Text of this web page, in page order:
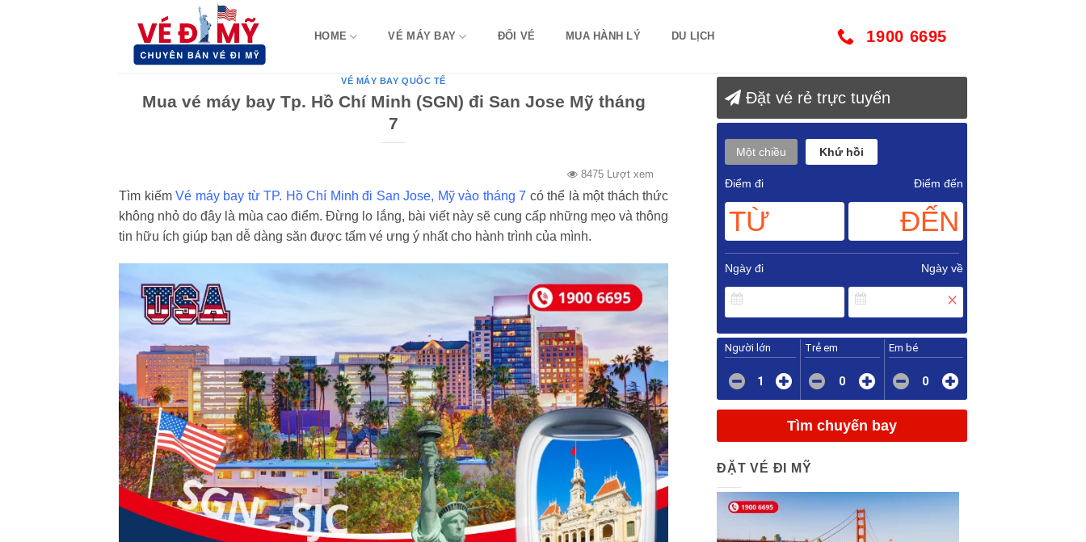
HOME VÉ MÁY BAY ĐỔI VÉ MUA HÀNH LÝ DU LỊCH 1900 6695
VÉ MÁY BAY QUỐC TẾ
Mua vé máy bay Tp. Hồ Chí Minh (SGN) đi San Jose Mỹ tháng
7
8475 Lượt xem
Tìm kiếm Vé máy bay từ TP. Hồ Chí Minh đi San Jose, Mỹ vào tháng 7 có thể là một thách thức
không nhỏ do đây là mùa cao điểm. Đừng lo lắng, bài viết này sẽ cung cấp những mẹo và thông
tin hữu ích giúp bạn dễ dàng săn được tấm vé ưng ý nhất cho hành trình của mình.
Đặt vé rẻ trực tuyến
Một chiều Khứ hồi
Điểm đi Điểm đến
TỪ ĐẾN
Ngày đi Ngày về
Người lớn
1
Trẻ em
0
Em bé
0
Tìm chuyến bay
ĐẶT VÉ ĐI MỸ